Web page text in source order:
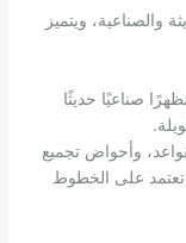
والصناعية، ويتميز
صناعيًا حديثًا
وأحواض تجميع
تعتمد على الخطوط